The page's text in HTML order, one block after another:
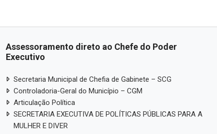
Assessoramento direto ao Chefe do Poder
Executivo
Secretaria Municipal de Chefia de Gabinete – SCG
Controladoria-Geral do Município – CGM
Articulação Política
SECRETARIA EXECUTIVA DE POLÍTICAS PÚBLICAS PARA A
MULHER E DIVER